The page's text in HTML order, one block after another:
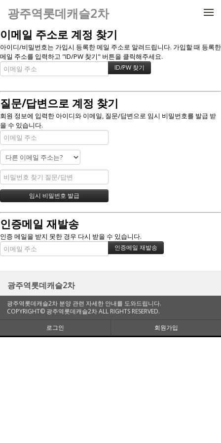
메뉴 건너뛰기
광주역롯데캐슬2차
이메일 주소로 계정 찾기
아이디/비밀번호는 가입시 등록한 메일 주소로 알려드립니다. 가입할 때 등록한
메일 주소를 입력하고 "ID/PW 찾기" 버튼을 클릭해주세요.
질문/답변으로 계정 찾기
회원 정보에 입력한 아이디와 이메일, 질문/답변으로 임시 비밀번호를 발급 받
을 수 있습니다.
인증메일 재발송
인증 메일을 받지 못한 경우 다시 받을 수 있습니다.
광주역롯데캐슬2차
광주역롯데캐슬2차 분양 관련 자세한 안내를 도와드립니다.
COPYRIGHT© 광주역롯데캐슬2차 ALL RIGHTS RESERVED.
로그인
회원가입